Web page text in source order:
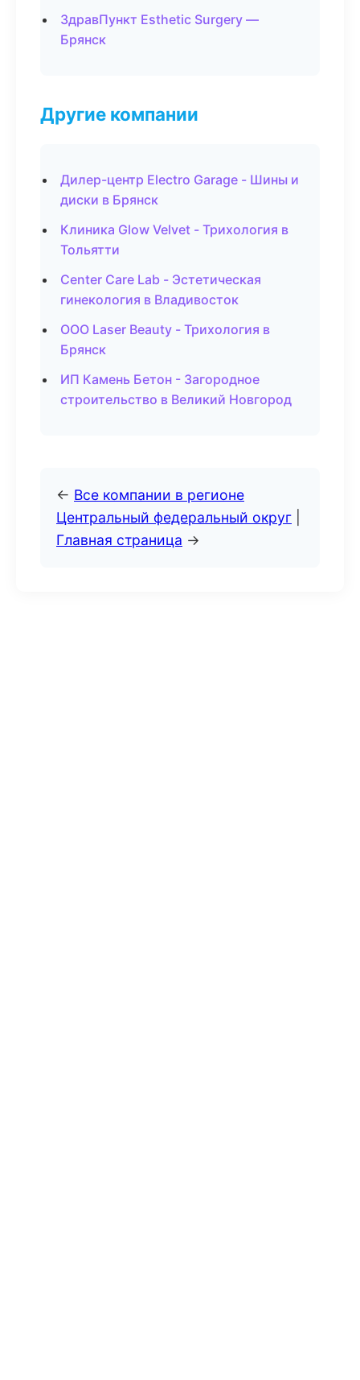
ЗдравПункт Esthetic Surgery —
Брянск
Другие компании
Дилер-центр Electro Garage - Шины и
диски в Брянск
Клиника Glow Velvet - Трихология в
Тольятти
Center Care Lab - Эстетическая
гинекология в Владивосток
ООО Laser Beauty - Трихология в
Брянск
ИП Камень Бетон - Загородное
строительство в Великий Новгород
← Все компании в регионе
Центральный федеральный округ
Главная страница →